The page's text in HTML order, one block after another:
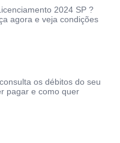
2024 SP ?
agora e veja condições
os débitos do seu
pagar e como quer